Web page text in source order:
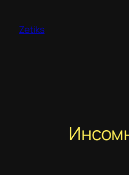
содержимому
Zetiks